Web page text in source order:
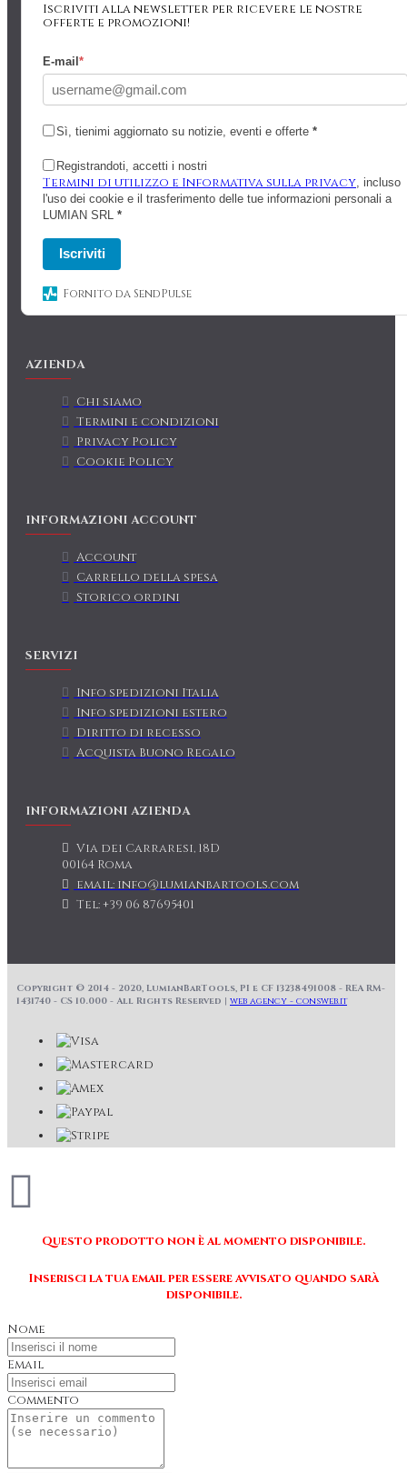
Iscriviti alla newsletter per ricevere le nostre
offerte e promozioni!
E-mail *
Sì, tienimi aggiornato su notizie, eventi e offerte *
Registrandoti, accetti i nostri
Termini di utilizzo e Informativa sulla privacy, incluso
l'uso dei cookie e il trasferimento delle tue informazioni personali a
LUMIAN SRL *
Iscriviti
Fornito da SendPulse
AZIENDA
Chi siamo
Termini e condizioni
Privacy Policy
Cookie Policy
INFORMAZIONI ACCOUNT
Account
Carrello della spesa
Storico ordini
SERVIZI
Info spedizioni Italia
Info spedizioni estero
Diritto di recesso
Acquista Buono Regalo
INFORMAZIONI AZIENDA
Via dei Carraresi, 18D
00164 Roma
email: info@lumianbartools.com
Tel: +39 06 87695401
Copyright © 2014 - 2020, LumianBarTools, PI e CF 13238491008 - REA RM-
1431740 - CS 10.000 - All Rights Reserved | web agency - consweb.it
Questo prodotto non è al momento disponibile.
Inserisci la tua email per essere avvisato quando sarà
disponibile.
Nome
Email
Commento